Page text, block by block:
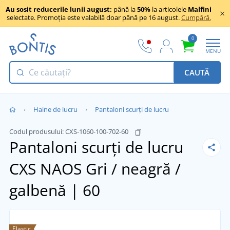
Au sosit reducerile lunii august: până la50% la articolele Malfini
selectate. Promoția este valabilă doar până pe 16 august.Cumpără.
0
MENU
CAUTĂ
Haine de lucru Pantaloni scurți de lucru
Codul produsului:CXS-1060-100-702-60
Pantaloni scurți de lucru
CXS NAOS Gri / neagră /
galbenă | 60